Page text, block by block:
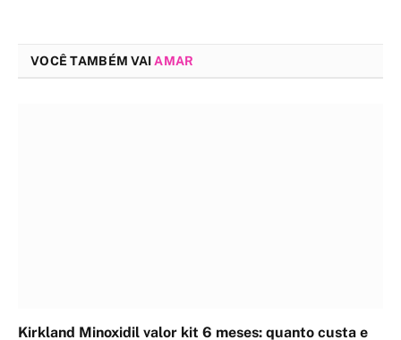
VOCÊ TAMBÉM VAI AMAR
Kirkland Minoxidil valor kit 6 meses: quanto custa e